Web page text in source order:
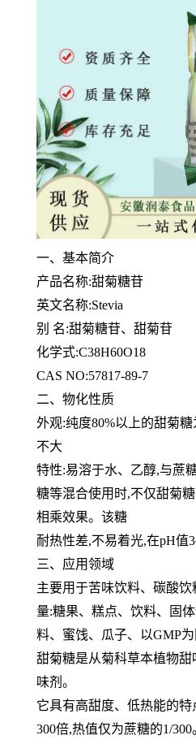
一、基本简介
产品名称:甜菊糖苷
英文名称:Stevia
别 名:甜菊糖苷、甜菊苷
化学式:C38H60O18
CAS NO:57817-89-7
二、物化性质
外观:纯度80%以上的甜菊
不大
特性:易溶于水、乙醇,与蔗
糖等混合使用时,不仅甜菊
相乘效果。该糖
耐热性差,不易着光,在pH值
三、应用领域
主要用于苦味饮料、碳酸
量:糖果、糕点、饮料、固
料、蜜饯、瓜子、以GMP为
甜菊糖是从菊科草本植物
味剂。
它具有高甜度、低热能的
300倍,热值仅为蔗糖的1/300